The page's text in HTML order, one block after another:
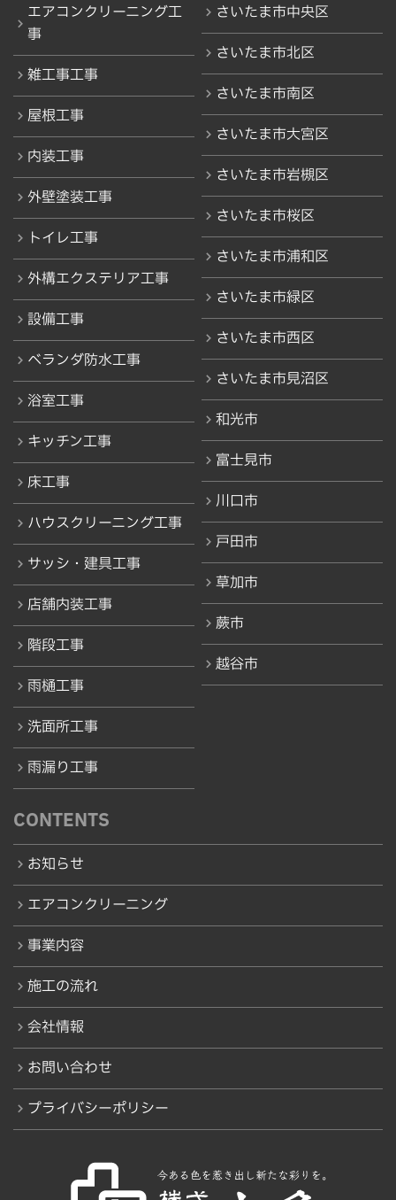
エアコンクリーニング工
事
雑工事工事
屋根工事
内装工事
外壁塗装工事
トイレ工事
外構エクステリア工事
設備工事
ベランダ防水工事
浴室工事
キッチン工事
床工事
ハウスクリーニング工事
サッシ・建具工事
店舗内装工事
階段工事
雨樋工事
洗面所工事
雨漏り工事
さいたま市中央区
さいたま市北区
さいたま市南区
さいたま市大宮区
さいたま市岩槻区
さいたま市桜区
さいたま市浦和区
さいたま市緑区
さいたま市西区
さいたま市見沼区
和光市
富士見市
川口市
戸田市
草加市
蕨市
越谷市
CONTENTS
お知らせ
エアコンクリーニング
事業内容
施工の流れ
会社情報
お問い合わせ
プライバシーポリシー